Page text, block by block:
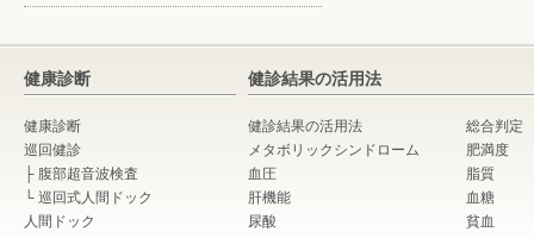
健康診断
健康診断
巡回健診
├ 腹部超音波検査
└ 巡回式人間ドック
人間ドック
健診結果の活用法
健診結果の活用法
総合判定
メタボリックシンドローム
肥満度
血圧
脂質
肝機能
血糖
尿酸
貧血